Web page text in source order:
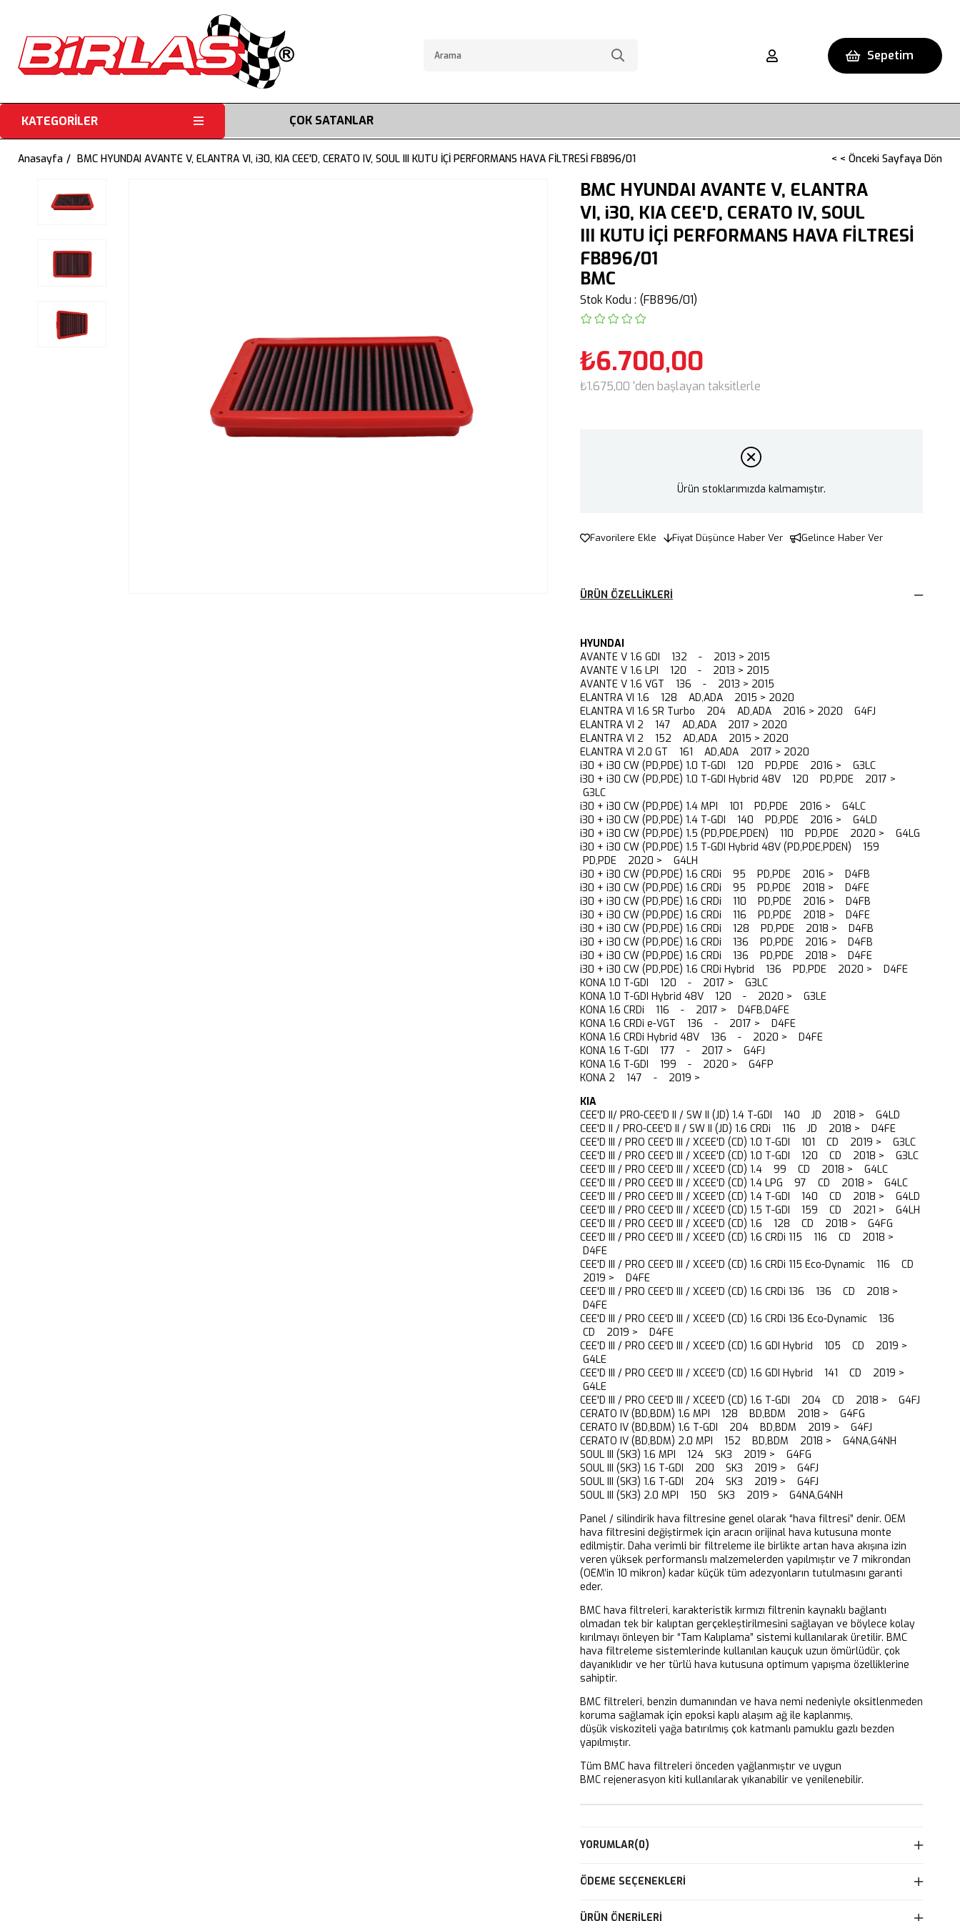
Sepetim
KATEGORİLER ÇOK SATANLAR
Anasayfa BMC HYUNDAI AVANTE V, ELANTRA VI, i30, KIA CEE'D, CERATO IV, SOUL III KUTU İÇİ PERFORMANS HAVA FİLTRESİ FB896/01 < < Önceki Sayfaya Dön
BMC HYUNDAI AVANTE V, ELANTRA
VI, i30, KIA CEE'D, CERATO IV, SOUL
III KUTU İÇİ PERFORMANS HAVA FİLTRESİ
FB896/01
BMC
Stok Kodu (FB896/01)
₺6.700,00
₺1.675,00 'den başlayan taksitlerle
Ürün stoklarımızda kalmamıştır.
Favorilere Ekle Fiyat Düşünce Haber Ver Gelince Haber Ver
ÜRÜN ÖZELLIKLERI
HYUNDAI
AVANTE V 1.6 GDI 132 - 2013 > 2015
AVANTE V 1.6 LPI 120 - 2013 > 2015
AVANTE V 1.6 VGT 136 - 2013 > 2015
ELANTRA VI 1.6 128 AD,ADA 2015 > 2020
ELANTRA VI 1.6 SR Turbo 204 AD,ADA 2016 > 2020 G4FJ
ELANTRA VI 2 147 AD,ADA 2017 > 2020
ELANTRA VI 2 152 AD,ADA 2015 > 2020
ELANTRA VI 2.0 GT 161 AD,ADA 2017 > 2020
i30 + i30 CW (PD,PDE) 1.0 T-GDI 120 PD,PDE 2016 > G3LC
i30 + i30 CW (PD,PDE) 1.0 T-GDI Hybrid 48V 120 PD,PDE 2017 >
G3LC
i30 + i30 CW (PD,PDE) 1.4 MPI 101 PD,PDE 2016 > G4LC
i30 + i30 CW (PD,PDE) 1.4 T-GDI 140 PD,PDE 2016 > G4LD
i30 + i30 CW (PD,PDE) 1.5 (PD,PDE,PDEN) 110 PD,PDE 2020 > G4LG
i30 + i30 CW (PD,PDE) 1.5 T-GDI Hybrid 48V (PD,PDE,PDEN) 159
PD,PDE 2020 > G4LH
i30 + i30 CW (PD,PDE) 1.6 CRDi 95 PD,PDE 2016 > D4FB
i30 + i30 CW (PD,PDE) 1.6 CRDi 95 PD,PDE 2018 > D4FE
i30 + i30 CW (PD,PDE) 1.6 CRDi 110 PD,PDE 2016 > D4FB
i30 + i30 CW (PD,PDE) 1.6 CRDi 116 PD,PDE 2018 > D4FE
i30 + i30 CW (PD,PDE) 1.6 CRDi 128 PD,PDE 2018 > D4FB
i30 + i30 CW (PD,PDE) 1.6 CRDi 136 PD,PDE 2016 > D4FB
i30 + i30 CW (PD,PDE) 1.6 CRDi 136 PD,PDE 2018 > D4FE
i30 + i30 CW (PD,PDE) 1.6 CRDi Hybrid 136 PD,PDE 2020 > D4FE
KONA 1.0 T-GDI 120 - 2017 > G3LC
KONA 1.0 T-GDI Hybrid 48V 120 - 2020 > G3LE
KONA 1.6 CRDi 116 - 2017 > D4FB,D4FE
KONA 1.6 CRDi e-VGT 136 - 2017 > D4FE
KONA 1.6 CRDi Hybrid 48V 136 - 2020 > D4FE
KONA 1.6 T-GDI 177 - 2017 > G4FJ
KONA 1.6 T-GDI 199 - 2020 > G4FP
KONA 2 147 - 2019 >
KIA
CEE'D II/ PRO-CEE'D II / SW II (JD) 1.4 T-GDI 140 JD 2018 > G4LD
CEE'D II / PRO-CEE'D II / SW II (JD) 1.6 CRDi 116 JD 2018 > D4FE
CEE'D III / PRO CEE'D III / XCEE'D (CD) 1.0 T-GDI 101 CD 2019 > G3LC
CEE'D III / PRO CEE'D III / XCEE'D (CD) 1.0 T-GDI 120 CD 2018 > G3LC
CEE'D III / PRO CEE'D III / XCEE'D (CD) 1.4 99 CD 2018 > G4LC
CEE'D III / PRO CEE'D III / XCEE'D (CD) 1.4 LPG 97 CD 2018 > G4LC
CEE'D III / PRO CEE'D III / XCEE'D (CD) 1.4 T-GDI 140 CD 2018 > G4LD
CEE'D III / PRO CEE'D III / XCEE'D (CD) 1.5 T-GDI 159 CD 2021 > G4LH
CEE'D III / PRO CEE'D III / XCEE'D (CD) 1.6 128 CD 2018 > G4FG
CEE'D III / PRO CEE'D III / XCEE'D (CD) 1.6 CRDi 115 116 CD 2018 >
D4FE
CEE'D III / PRO CEE'D III / XCEE'D (CD) 1.6 CRDi 115 Eco-Dynamic 116 CD
2019 > D4FE
CEE'D III / PRO CEE'D III / XCEE'D (CD) 1.6 CRDi 136 136 CD 2018 >
D4FE
CEE'D III / PRO CEE'D III / XCEE'D (CD) 1.6 CRDi 136 Eco-Dynamic 136
CD 2019 > D4FE
CEE'D III / PRO CEE'D III / XCEE'D (CD) 1.6 GDI Hybrid 105 CD 2019 >
G4LE
CEE'D III / PRO CEE'D III / XCEE'D (CD) 1.6 GDI Hybrid 141 CD 2019 >
G4LE
CEE'D III / PRO CEE'D III / XCEE'D (CD) 1.6 T-GDI 204 CD 2018 > G4FJ
CERATO IV (BD,BDM) 1.6 MPI 128 BD,BDM 2018 > G4FG
CERATO IV (BD,BDM) 1.6 T-GDI 204 BD,BDM 2019 > G4FJ
CERATO IV (BD,BDM) 2.0 MPI 152 BD,BDM 2018 > G4NA,G4NH
SOUL III (SK3) 1.6 MPI 124 SK3 2019 > G4FG
SOUL III (SK3) 1.6 T-GDI 200 SK3 2019 > G4FJ
SOUL III (SK3) 1.6 T-GDI 204 SK3 2019 > G4FJ
SOUL III (SK3) 2.0 MPI 150 SK3 2019 > G4NA,G4NH
Panel / silindirik hava filtresine genel olarak “hava filtresi” denir. OEM
hava filtresini değiştirmek için aracın orijinal hava kutusuna monte
edilmiştir. Daha verimli bir filtreleme ile birlikte artan hava akışına izin
veren yüksek performanslı malzemelerden yapılmıştır ve 7 mikrondan
(OEM’in 10 mikron) kadar küçük tüm adezyonların tutulmasını garanti
eder.
BMC hava filtreleri, karakteristik kırmızı filtrenin kaynaklı bağlantı
olmadan tek bir kalıptan gerçekleştirilmesini sağlayan ve böylece kolay
kırılmayı önleyen bir “Tam Kalıplama” sistemi kullanılarak üretilir. BMC
hava filtreleme sistemlerinde kullanılan kauçuk uzun ömürlüdür, çok
dayanıklıdır ve her türlü hava kutusuna optimum yapışma özelliklerine
sahiptir.
BMC filtreleri, benzin dumanından ve hava nemi nedeniyle oksitlenmeden
koruma sağlamak için epoksi kaplı alaşım ağ ile kaplanmış,
düşük viskoziteli yağa batırılmış çok katmanlı pamuklu gazlı bezden
yapılmıştır.
Tüm BMC hava filtreleri önceden yağlanmıştır ve uygun
BMC rejenerasyon kiti kullanılarak yıkanabilir ve yenilenebilir.
YORUMLAR(0)
ÖDEME SEÇENEKLERI
ÜRÜN ÖNERILERI